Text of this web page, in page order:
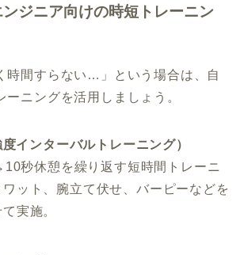
ジニア向けの時短トレーニン
時間すらない…」という場合は、自
ーニングを活用しましょう。
インターバルトレーニング）
秒休憩を繰り返す短時間トレーニ
ワット、腕立て伏せ、バーピーなどを
実施。